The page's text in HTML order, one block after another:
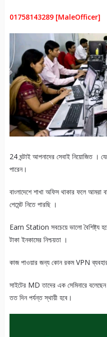
01758143289 [MaleOfficer]
24 ঘন্টাই আপনাদের সেবাই নিয়োজিত ।
পারেন।
বাংলাদেশে শাখা অফিস থাকার ফলে আমরা
পেমেন্ট নিতে পারছি ।
Earn Station সবচেয়ে ভালো বৈশিষ্ট্য
টাকা ইনকামের নিশ্চয়তা ।
কাজ পাওয়ার জন্য কোন রকম VPN
সাইটের MD তাদের এক সেমিনারে
তত দিন পর্যন্ত স্থায়ী হবে।